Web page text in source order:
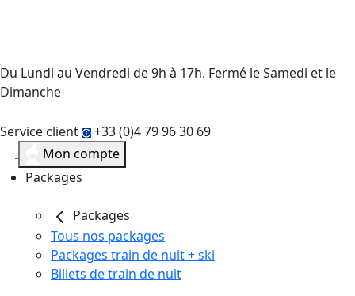
Du Lundi au Vendredi de 9h à 17h. Fermé le Samedi et le
Dimanche
Service client
+33 (0)4 79 96 30 69
Mon compte
Packages
Packages
Tous nos packages
Packages train de nuit + ski
Billets de train de nuit